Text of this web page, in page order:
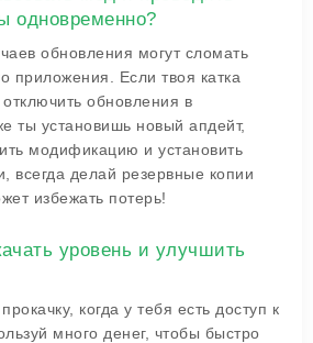
одновременно?
обновления могут сломать
приложения. Если твоя катка
обновления в
ты установишь новый апдейт,
модификацию и установить
всегда делай резервные копии
избежать потерь!
уровень и улучшить
когда у тебя есть доступ к
много денег, чтобы быстро